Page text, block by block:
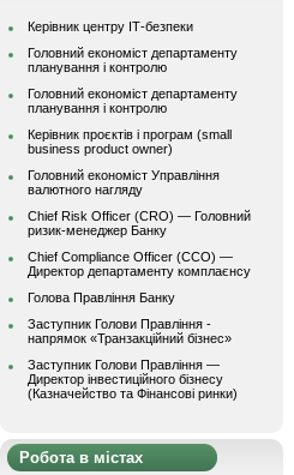
Керівник центру ІТ-безпеки
Головний економіст департаменту
планування і контролю
Головний економіст департаменту
планування і контролю
Керівник проєктів і програм (small
business product owner)
Головний економіст Управління
валютного нагляду
Chief Risk Officer (CRO) — Головний
ризик-менеджер Банку
Chief Compliance Officer (CCO) —
Директор департаменту комплаєнсу
Голова Правління Банку
Заступник Голови Правління -
напрямок «Транзакційний бізнес»
Заступник Голови Правління —
Директор інвестиційного бізнесу
(Казначейство та Фінансові ринки)
Робота в містах